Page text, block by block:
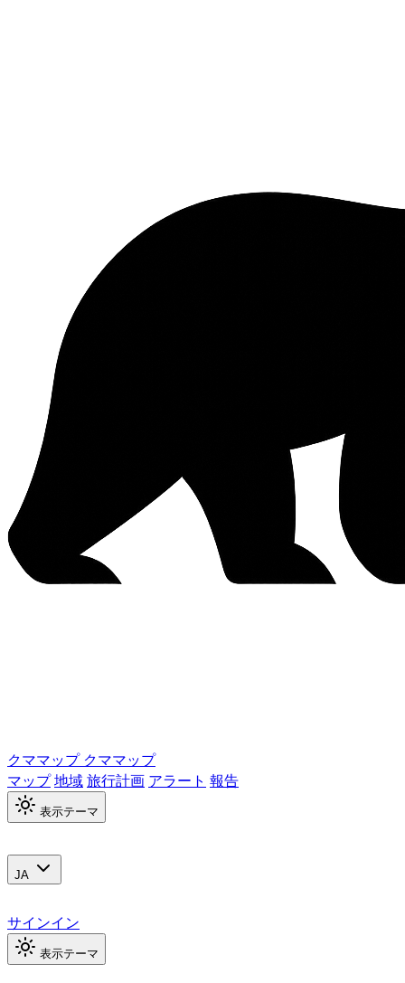
クママップ クママップ
マップ地域旅行計画 アラート 報告
表示テーマ
JA
サインイン
表示テーマ